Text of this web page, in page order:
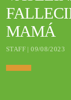
MAMÁ
STAFF | 09/08/2023